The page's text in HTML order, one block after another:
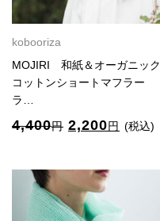
kobooriza
MOJIRI 和紙＆オーガニック
コットンショートマフラー
ラ…
4,400円 元
価
格
は
2,200円 現
の
格
(税込)